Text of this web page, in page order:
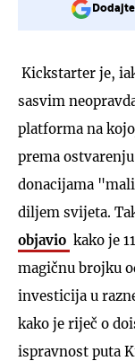
Kickstarter je,
sasvim
platforma na
prema
donacijama
diljem svijeta.
objavio kako je
magičnu brojku
investicija u
kako je riječ o
ispravnost puta